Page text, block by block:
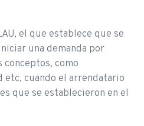
el que establece que se
una demanda por
como
etc, cuando el arrendatario
que se establecieron en el